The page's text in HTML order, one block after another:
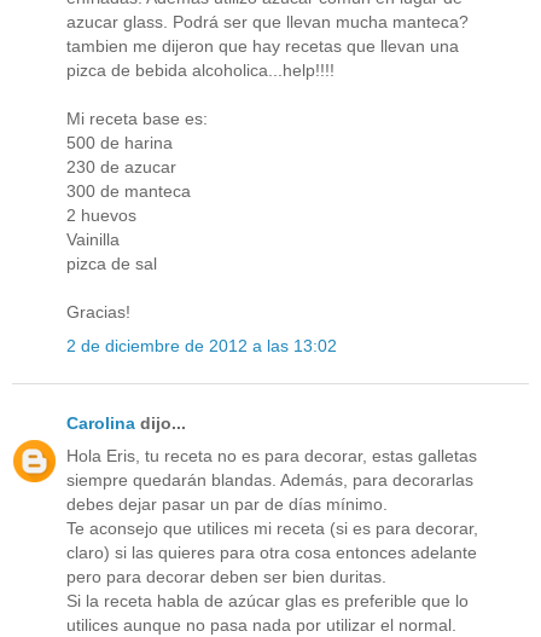
azucar glass. Podrá ser que llevan mucha manteca?
tambien me dijeron que hay recetas que llevan una
pizca de bebida alcoholica...help!!!!
Mi receta base es:
500 de harina
230 de azucar
300 de manteca
2 huevos
Vainilla
pizca de sal
Gracias!
2 de diciembre de 2012 a las 13:02
Carolina dijo...
Hola Eris, tu receta no es para decorar, estas galletas
siempre quedarán blandas. Además, para decorarlas
debes dejar pasar un par de días mínimo.
Te aconsejo que utilices mi receta (si es para decorar,
claro) si las quieres para otra cosa entonces adelante
pero para decorar deben ser bien duritas.
Si la receta habla de azúcar glas es preferible que lo
utilices aunque no pasa nada por utilizar el normal.